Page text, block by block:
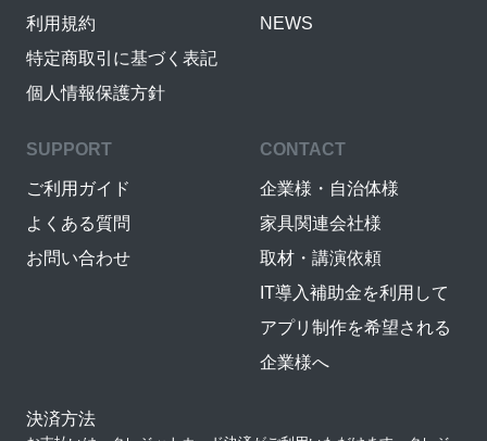
利用規約
特定商取引に基づく表記
個人情報保護方針
NEWS
SUPPORT
ご利用ガイド
よくある質問
お問い合わせ
CONTACT
企業様・自治体様
家具関連会社様
取材・講演依頼
IT導入補助金を利用して
アプリ制作を希望される
企業様へ
決済方法